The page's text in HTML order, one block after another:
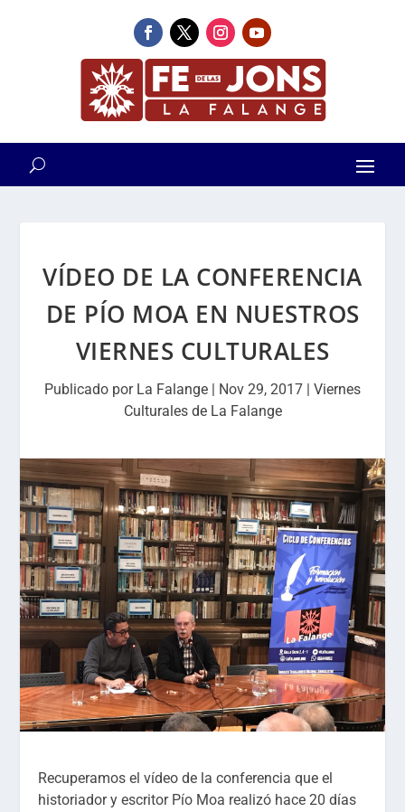
VÍDEO DE LA CONFERENCIA
DE PÍO MOA EN NUESTROS
VIERNES CULTURALES
Publicado por La Falange | Nov 29, 2017 | Viernes
Culturales de La Falange
Recuperamos el vídeo de la conferencia que el
historiador y escritor Pío Moa realizó hace 20 días